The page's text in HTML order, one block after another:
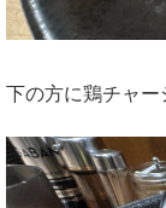
下の方に鶏チャー